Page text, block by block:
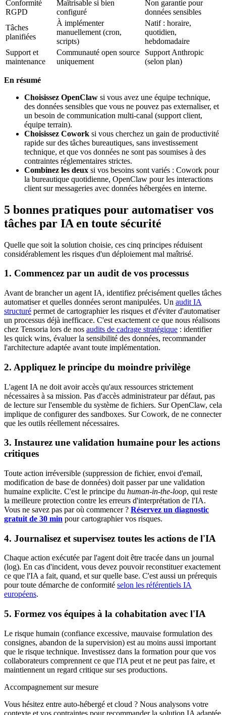
Conformité
RGPD
Maîtrisable si bien
configuré
Non garantie pour
données sensibles
Tâches
planifiées
À implémenter
manuellement (cron,
scripts)
Natif : horaire,
quotidien,
hebdomadaire
Support et
maintenance
Communauté open source
uniquement
Support Anthropic
(selon plan)
En résumé
Choisissez OpenClaw si vous avez une équipe technique,
des données sensibles que vous ne pouvez pas externaliser, et
un besoin de communication multi-canal (support client,
équipe terrain).
Choisissez Cowork si vous cherchez un gain de productivité
rapide sur des tâches bureautiques, sans investissement
technique, et que vos données ne sont pas soumises à des
contraintes réglementaires strictes.
Combinez les deux si vos besoins sont variés : Cowork pour
la bureautique quotidienne, OpenClaw pour les interactions
client sur messageries avec données hébergées en interne.
5 bonnes pratiques pour automatiser vos
tâches par IA en toute sécurité
Quelle que soit la solution choisie, ces cinq principes réduisent
considérablement les risques d'un déploiement mal maîtrisé.
1. Commencez par un audit de vos processus
Avant de brancher un agent IA, identifiez précisément quelles tâches
automatiser et quelles données seront manipulées. Un audit IA
structuré permet de cartographier les risques et d'éviter d'automatiser
un processus déjà inefficace. C'est exactement ce que nous réalisons
chez Tensoria lors de nos audits de cadrage stratégique : identifier
les quick wins, évaluer la sensibilité des données, recommander
l'architecture adaptée avant toute implémentation.
2. Appliquez le principe du moindre privilège
L'agent IA ne doit avoir accès qu'aux ressources strictement
nécessaires à sa mission. Pas d'accès administrateur par défaut, pas
de lecture sur l'ensemble du système de fichiers. Sur OpenClaw, cela
implique de configurer des sandboxes. Sur Cowork, de ne connecter
que les outils réellement nécessaires.
3. Instaurez une validation humaine pour les actions
critiques
Toute action irréversible (suppression de fichier, envoi d'email,
modification de base de données) doit passer par une validation
humaine explicite. C'est le principe du human-in-the-loop, qui reste
la meilleure protection contre les erreurs d'interprétation de l'IA.
Vous ne savez pas par où commencer ? Réservez un diagnostic
gratuit de 30 min pour cartographier vos risques.
4. Journalisez et supervisez toutes les actions de l'IA
Chaque action exécutée par l'agent doit être tracée dans un journal
(log). En cas d'incident, vous devez pouvoir reconstituer exactement
ce que l'IA a fait, quand, et sur quelle base. C'est aussi un prérequis
pour toute démarche de conformité selon les référentiels IA
européens.
5. Formez vos équipes à la cohabitation avec l'IA
Le risque humain (confiance excessive, mauvaise formulation des
consignes, abandon de la supervision) est au moins aussi important
que le risque technique. Investissez dans la formation pour que vos
collaborateurs comprennent ce que l'IA peut et ne peut pas faire, et
maintiennent un regard critique sur ses productions.
Accompagnement sur mesure
Vous hésitez entre auto-hébergé et cloud ? Nous analysons votre
contexte et vos contraintes pour recommander la solution IA adaptée